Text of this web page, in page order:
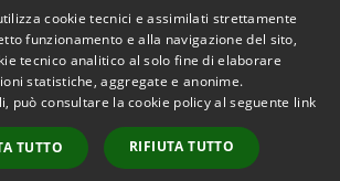
Copyright © 2026 • Comune di
Grotte di Castro • Powered by
Municipium•
Accesso
redazione
cookie tecnici e assimilati strettamente
funzionamento e alla navigazione del sito,
tecnico analitico al solo fine di elaborare
statistiche, aggregate e anonime.
può consultare la cookie policy al seguente link
TUTTO RIFIUTA TUTTO